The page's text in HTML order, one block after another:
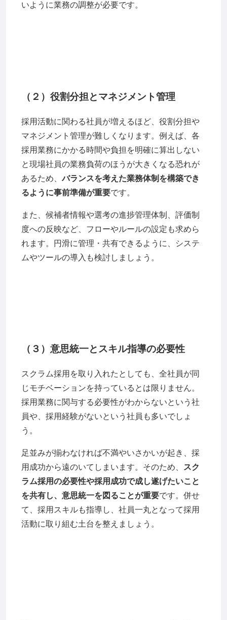
いように業務の調整が必要です。
（２）役割分担とマネジメント管理
採用活動に関わる社員が増えるほど、役割分担や
マネジメント管理が難しくなります。例えば、各
採用業務にかかる時間や負担を明確に算出しない
と現場社員の業務負荷のほうが大きくなる恐れが
あるため、バランスを考えた業務体制を構築でき
るように事前準備が重要です。
また、候補者情報や選考の進捗管理体制、評価制
度への反映など、フローやルールの設定も求めら
れます。円滑に管理・共有できるように、システ
ムやツールの導入も検討しましょう。
（３）意思統一とスキル指導の必要性
スクラム採用を取り入れたとしても、全社員が同
じモチベーションを持っているとは限りません。
採用業務に関与する必要性がわからないという社
員や、採用経験がないという社員も多いでしょ
う。
足並みが揃わなければ不満やいさかいが起き、採
用成功から遠のいてしまいます。そのため、
スク
ラム採用の必要性や採用成功で成し遂げたいこと
を共有し、意思統一を図ることが重要です。併せ
て、採用スキルも指導し、社員一丸となって採用
活動に取り組む土台を整えましょう。